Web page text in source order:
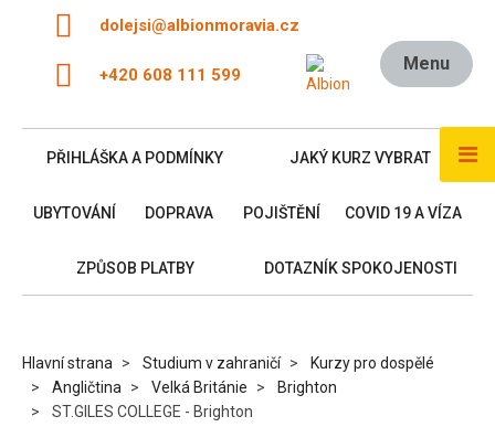
dolejsi@albionmoravia.cz
+420 608 111 599
Menu
PŘIHLÁŠKA A PODMÍNKY JAKÝ KURZ VYBRAT
UBYTOVÁNÍ DOPRAVA POJIŠTĚNÍ COVID 19 A VÍZA
ZPŮSOB PLATBY DOTAZNÍK SPOKOJENOSTI
Hlavní strana Studium v zahraničí
Kurzy pro dospělé
Angličtina
Velká Británie
Brighton
ST.GILES COLLEGE - Brighton